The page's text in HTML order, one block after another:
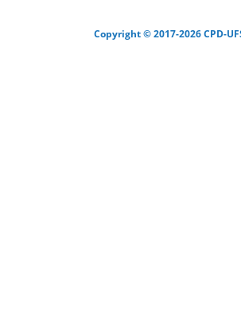
Copyright © 2017-2026 CPD-